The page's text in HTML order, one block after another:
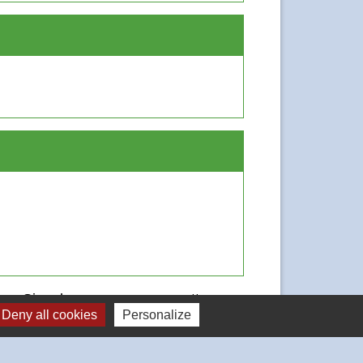
Signaler une erreur sur cette page
Deny all cookies Personalize